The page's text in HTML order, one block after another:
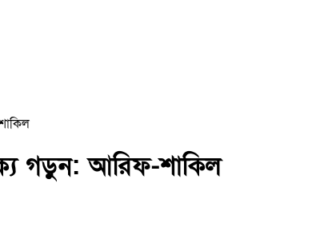
গড়ুন: আরিফ-শাকিল